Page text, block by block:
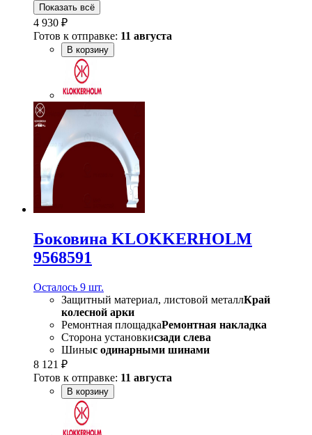
Показать всё
4 930 ₽
Готов к отправке: 11 августа
В корзину
Боковина KLOKKERHOLM
9568591
Осталось 9 шт.
Защитный материал, листовой металлКрай
колесной арки
Ремонтная площадкаРемонтная накладка
Сторона установкисзади слева
Шиныс одинарными шинами
8 121 ₽
Готов к отправке: 11 августа
В корзину